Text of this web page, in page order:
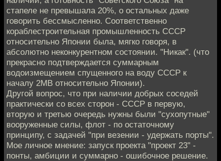
стапеле не превышала 20%, о остальных даже
говорить бессмысленно. Соответственно
кораблестроительная промышленность СССР
относительно Японии была, мягко говоря, в
абсолютно неконкурентном состоянии. "Никак". (что
прекрасно подтверждается суммарным
водоизмещением спущенного на воду СССР к
началу 2МВ относительно Японии).
Другой вопрос, что при наличии добрых соседей
практически со всех сторон - СССР в первую,
вторую и третью очередь нужны были "сухопутные"
вооруженные силы, флот - по остаточному
принципу, с задачей "при везении - удержать порты".
Мое личное мнение: запуск проекта "проект 23" -
понты, амбиции и суммарно - ошибочное решение.